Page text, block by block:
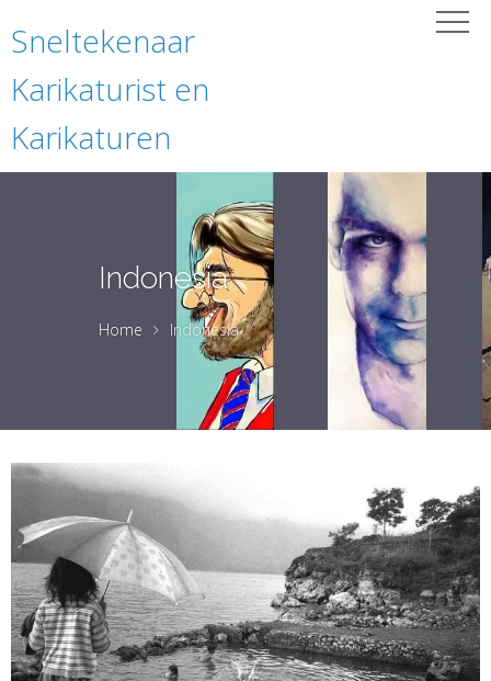
Sneltekenaar
Karikaturist en
Karikaturen
Indonesia
Home Indonesia